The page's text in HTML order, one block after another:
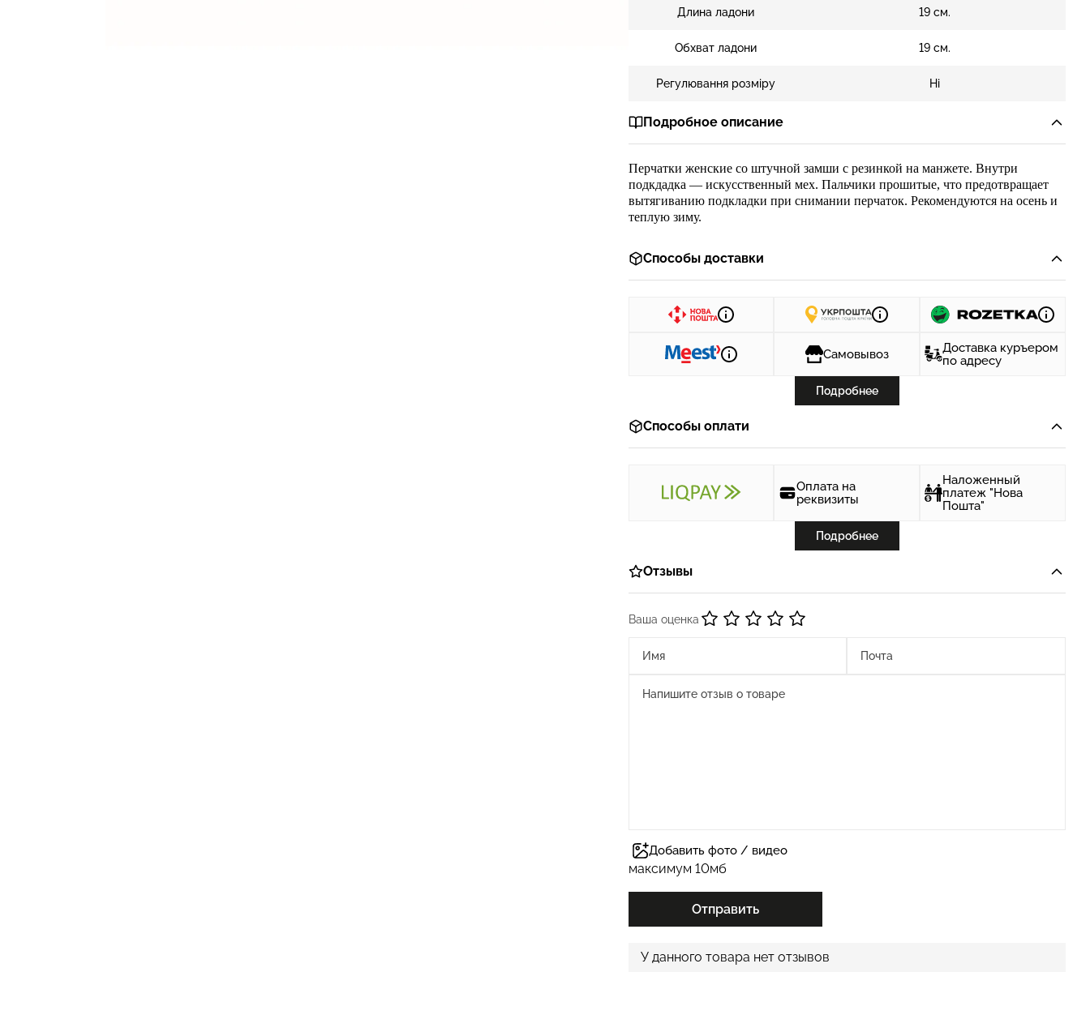
Длина ладони 19 см.
Обхват ладони 19 см.
Регулювання розміру Ні
Подробное описание
Перчатки женские со штучной замши с резинкой на манжете. Внутри
подкдадка — искусственный мех. Пальчики прошитые, что предотвращает
вытягиванию подкладки при снимании перчаток. Рекомендуются на осень и
теплую зиму.
Способы доставки
Самовывоз
Доставка куръером
по адресу
Подробнее
Способы оплати
Оплата на
реквизиты
Наложенный
платеж "Нова
Пошта"
Подробнее
Отзывы
Ваша оценка
Добавить фото / видео
максимум 10мб
Отправить
У данного товара нет отзывов